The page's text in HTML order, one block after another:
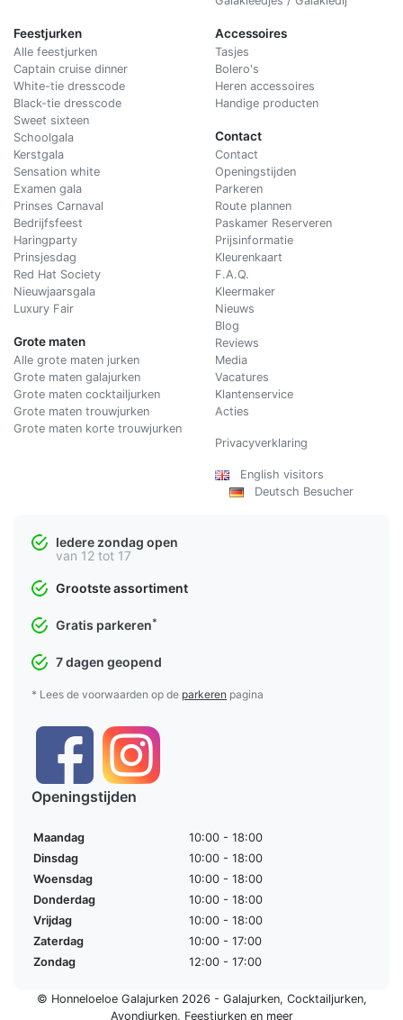
Feestjurken
Alle feestjurken
Captain cruise dinner
White-tie dresscode
Black-tie dresscode
Sweet sixteen
Schoolgala
Kerstgala
Sensation white
Examen gala
Prinses Carnaval
Bedrijfsfeest
Haringparty
Prinsjesdag
Red Hat Society
Nieuwjaarsgala
Luxury Fair
Grote maten
Alle grote maten jurken
Grote maten galajurken
Grote maten cocktailjurken
Grote maten trouwjurken
Grote maten korte trouwjurken
Accessoires
Tasjes
Bolero's
Heren accessoires
Handige producten
Contact
Contact
Openingstijden
Parkeren
Route plannen
Paskamer Reserveren
Prijsinformatie
Kleurenkaart
F.A.Q.
Kleermaker
Nieuws
Blog
Reviews
Media
Vacatures
Klantenservice
Acties
Privacyverklaring
English visitors
Deutsch Besucher
Iedere zondag open
van 12 tot 17
Grootste assortiment
Gratis parkeren*
7 dagen geopend
* Lees de voorwaarden op de parkeren pagina
Openingstijden
Maandag
10:00 - 18:00
Dinsdag
10:00 - 18:00
Woensdag
10:00 - 18:00
Donderdag
10:00 - 18:00
Vrijdag
10:00 - 18:00
Zaterdag
10:00 - 17:00
Zondag
12:00 - 17:00
© Honneloeloe Galajurken 2026 - Galajurken, Cocktailjurken,
Avondjurken, Feestjurkenen meer